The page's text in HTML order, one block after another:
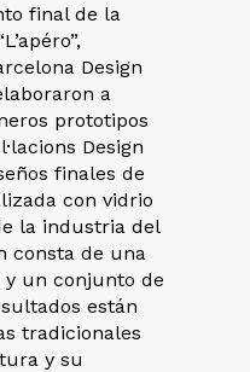
final de la
Design
a
prototipos
Design
finales de
con vidrio
la industria del
consta de una
y un conjunto de
están
tradicionales
y su